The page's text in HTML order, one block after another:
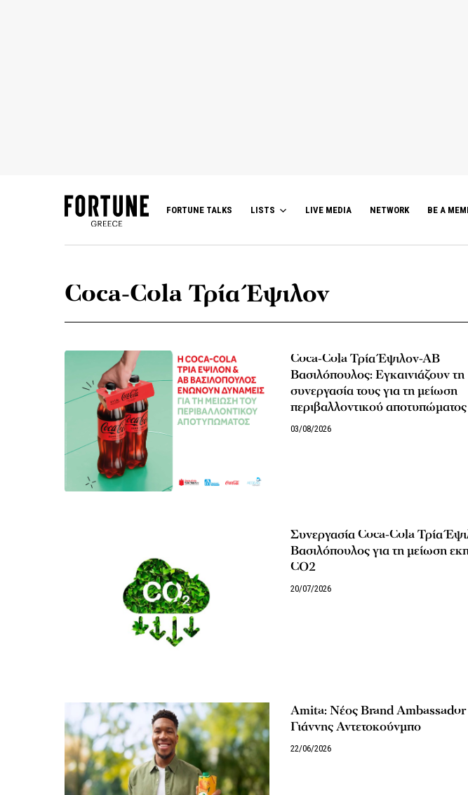
FORTUNE TALKS LISTS LIVE MEDIA NETWORK BE A
Coca-Cola Τρία Έψιλον
Coca-Cola Τρία Έψιλον-ΑΒ
Βασιλόπουλος: Εγκαινιάζουν τη
συνεργασία τους για τη μείωση
περιβαλλοντικού αποτυπώματος
03/08/2026
Συνεργασία Coca-Cola Τρία
Βασιλόπουλος για τη μείωση
CO2
20/07/2026
Amita: Νέος Brand Ambassador
Γιάννης Αντετοκούνμπο
22/06/2026